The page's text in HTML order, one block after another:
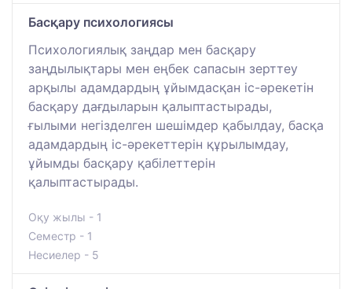
Басқару психологиясы
Психологиялық заңдар мен басқару
заңдылықтары мен еңбек сапасын зерттеу
арқылы адамдардың ұйымдасқан іс-әрекетін
басқару дағдыларын қалыптастырады,
ғылыми негізделген шешімдер қабылдау, басқа
адамдардың іс-әрекеттерін құрылымдау,
ұйымды басқару қабілеттерін
қалыптастырады.
Оқу жылы - 1
Семестр - 1
Несиелер - 5